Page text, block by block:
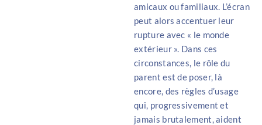
amicaux ou familiaux. L’écran
peut alors accentuer leur
rupture avec « le monde
extérieur ». Dans ces
circonstances, le rôle du
parent est de poser, là
encore, des règles d’usage
qui, progressivement et
jamais brutalement, aident